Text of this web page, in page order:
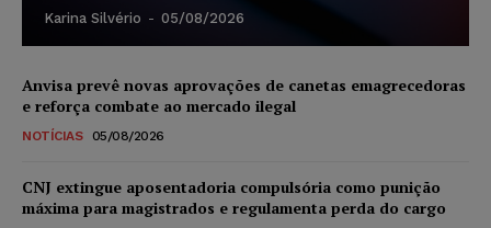
Karina Silvério - 05/08/2026
Anvisa prevê novas aprovações de canetas emagrecedoras
e reforça combate ao mercado ilegal
NOTÍCIAS 05/08/2026
CNJ extingue aposentadoria compulsória como punição
máxima para magistrados e regulamenta perda do cargo